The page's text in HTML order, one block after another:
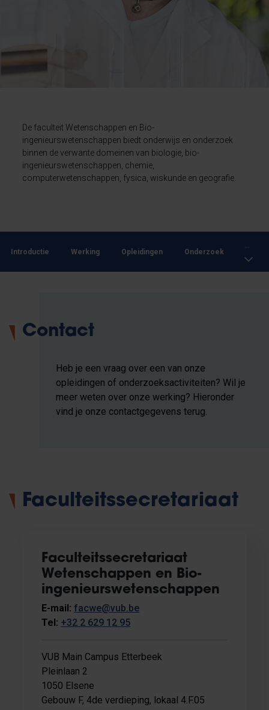
De faculteit Wetenschappen en Bio-
ingenieurswetenschappen biedt onderwijs en onderzoek
binnen de verwante domeinen van biologie, bio-
ingenieurswetenschappen, chemie,
computerwetenschappen, fysica, wiskunde en geografie.
Introductie Werking Opleidingen Onderzoek
Contact
Heb je een vraag over een van onze
opleidingen of onderzoeksactiviteiten? Wil je
meer weten over onze werking? Hieronder
vind je onze contactgegevens terug.
Faculteitssecretariaat
Faculteitssecretariaat
Wetenschappen en Bio-
ingenieurswetenschappen
E-mail: facwe@vub.be
Tel: +32 2 629 12 95
VUB Main Campus Etterbeek
Pleinlaan 2
1050 Elsene
Gebouw F, 4de verdieping, lokaal 4.F.05